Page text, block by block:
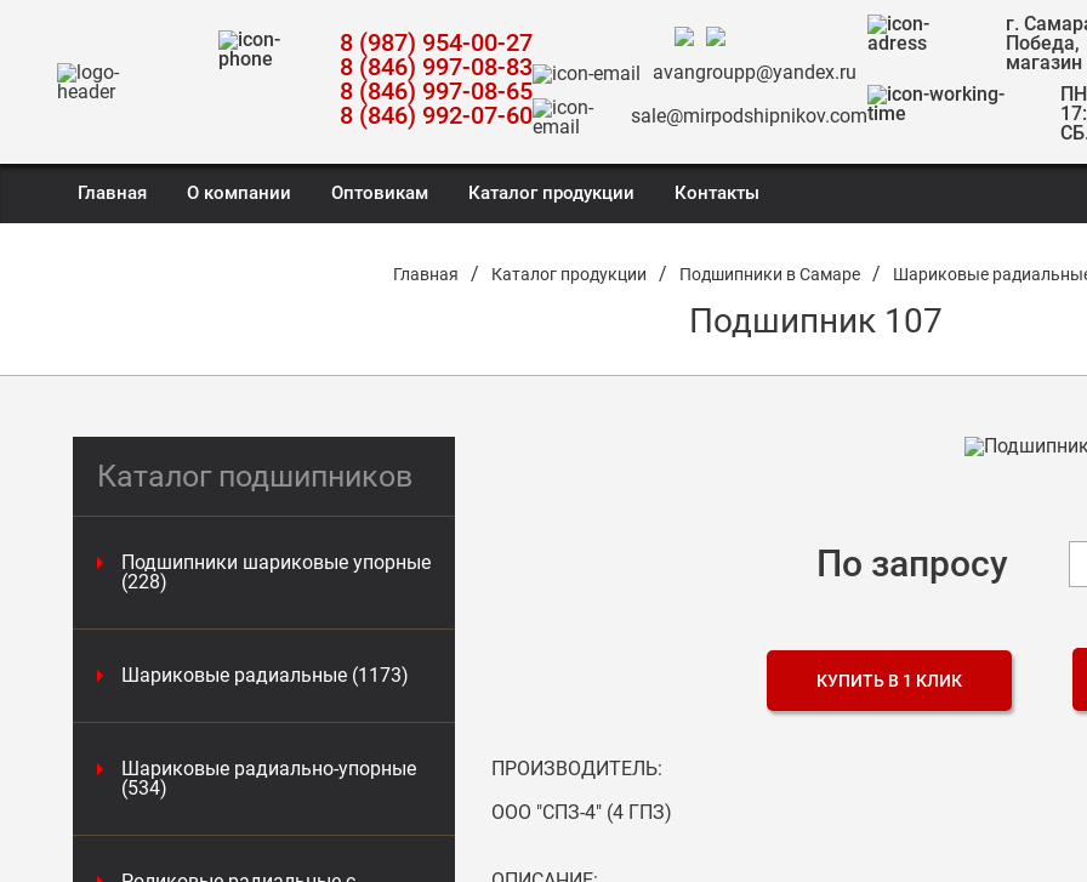
8 (987) 954-00-27
8 (846) 997-08-83
8 (846) 997-08-65
8 (846) 992-07-60
avangroupp@yandex.ru
sale@mirpodshipnikov.com
г.
Победа,
Главная О компании Оптовикам Каталог продукции Контакты
Главная / Каталог продукции / Подшипники в Самаре / Шариковые
Подшипник 107
Каталог подшипников
Подшипники шариковые упорные
(228)
Шариковые радиальные (1173)
Шариковые радиально-упорные
(534)
По запросу
КУПИТЬ В 1 КЛИК
ПРОИЗВОДИТЕЛЬ:
ООО "СПЗ-4" (4 ГПЗ)